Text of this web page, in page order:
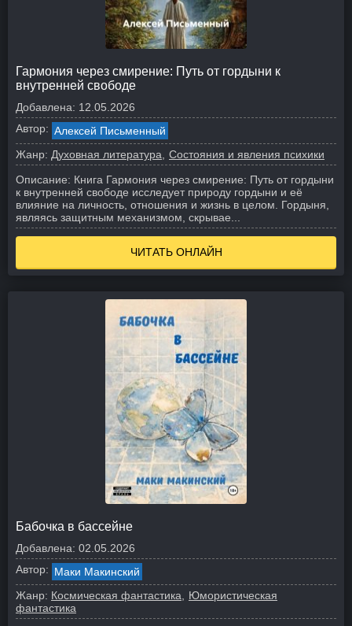
Гармония через смирение: Путь от гордыни к
внутренней свободе
Добавлена: 12.05.2026
Автор: Алексей Письменный
Жанр: Духовная литература
Состояния и явления психики
Описание: Книга Гармония через смирение: Путь от гордыни
к внутренней свободе исследует природу гордыни и её
влияние на личность, отношения и жизнь в целом. Гордыня,
являясь защитным механизмом, скрывае...
ЧИТАТЬ ОНЛАЙН
Бабочка в бассейне
Добавлена: 02.05.2026
Автор: Маки Макинский
Жанр: Космическая фантастика
Юмористическая
фантастика